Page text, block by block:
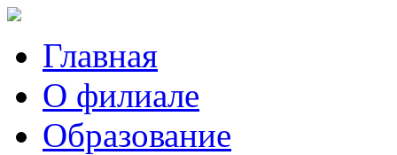
Главная
О филиале
Образование